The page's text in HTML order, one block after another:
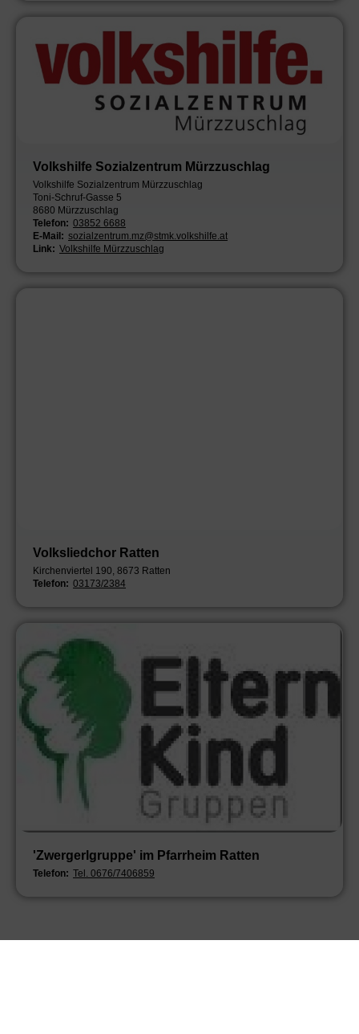
Volkshilfe Sozialzentrum Mürzzuschlag
Volkshilfe Sozialzentrum Mürzzuschlag
Toni-Schruf-Gasse 5
8680 Mürzzuschlag
Telefon: 03852 6688
E-Mail: sozialzentrum.mz@stmk.volkshilfe.at
Link: Volkshilfe Mürzzuschlag
Volksliedchor Ratten
Kirchenviertel 190, 8673 Ratten
Telefon: 03173/2384
'Zwergerlgruppe' im Pfarrheim Ratten
Telefon: Tel. 0676/7406859